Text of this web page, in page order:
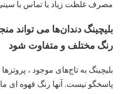
مصرف غلظت زیاد یا تماس با
بلیچینگ دندان‌ها می تواند
رنگ مختلف و متفاوت شود
بلیچینگ به تاج‌های موجود ،
پاسخگو نیست. آنها رنگ قهوه ای